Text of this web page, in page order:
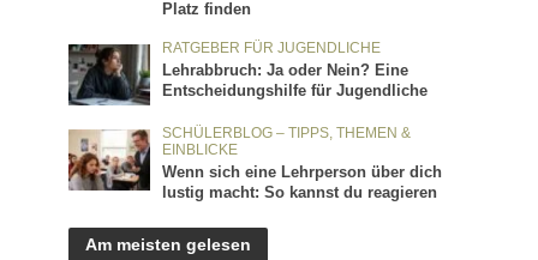
Platz finden
RATGEBER FÜR JUGENDLICHE
Lehrabbruch: Ja oder Nein? Eine
Entscheidungshilfe für Jugendliche
SCHÜLERBLOG – TIPPS, THEMEN &
EINBLICKE
Wenn sich eine Lehrperson über dich
lustig macht: So kannst du reagieren
Am meisten gelesen